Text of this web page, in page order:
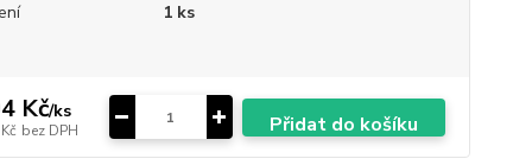
1 ks
Kč/ks
bez DPH Přidat do košíku